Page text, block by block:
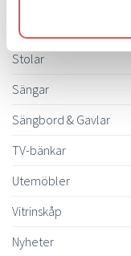
Skänkar & Sideboards
Stolar
Sängar
Sängbord & Gavlar
TV-bänkar
Utemöbler
Vitrinskåp
Nyheter